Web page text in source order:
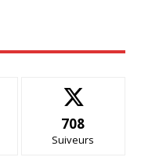
708
Suiveurs